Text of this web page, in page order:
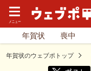
年賀状 喪中
年賀状のウェブポトップ